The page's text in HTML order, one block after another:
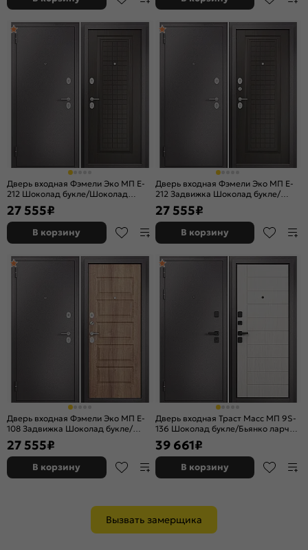
Дверь входная Фэмели Эко МП E-
212 Шоколад букле/Шоколад
ларче, 2 замка
27 555₽
В корзину
Дверь входная Фэмели Эко МП E-
212 Задвижка Шоколад букле/
Шоколад ларче, 2 замка, с ночной
задвижкой
27 555₽
В корзину
Дверь входная Фэмели Эко МП E-
108 Задвижка Шоколад букле/
Карамель, 2 замка, с ночной
задвижкой
27 555₽
В корзину
Дверь входная Траст Масс МП 9S-
136 Шоколад букле/Бьянко ларче,
2 замка, с ночной задвижкой
39 661₽
В корзину
Вызвать замерщика